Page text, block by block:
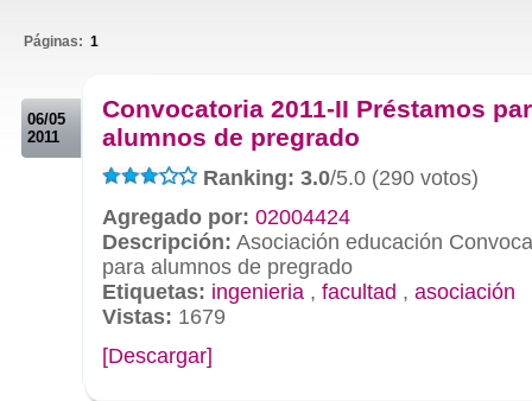
Páginas: 1
06/05
2011
Convocatoria 2011-II Préstamos
alumnos de pregrado
Ranking: 3.0/5.0 (290 votos)
Agregado por: 02004424
Descripción: Asociación educación
para alumnos de pregrado
Etiquetas: ingenieria , facultad , asociación
Vistas: 1679
[Descargar]